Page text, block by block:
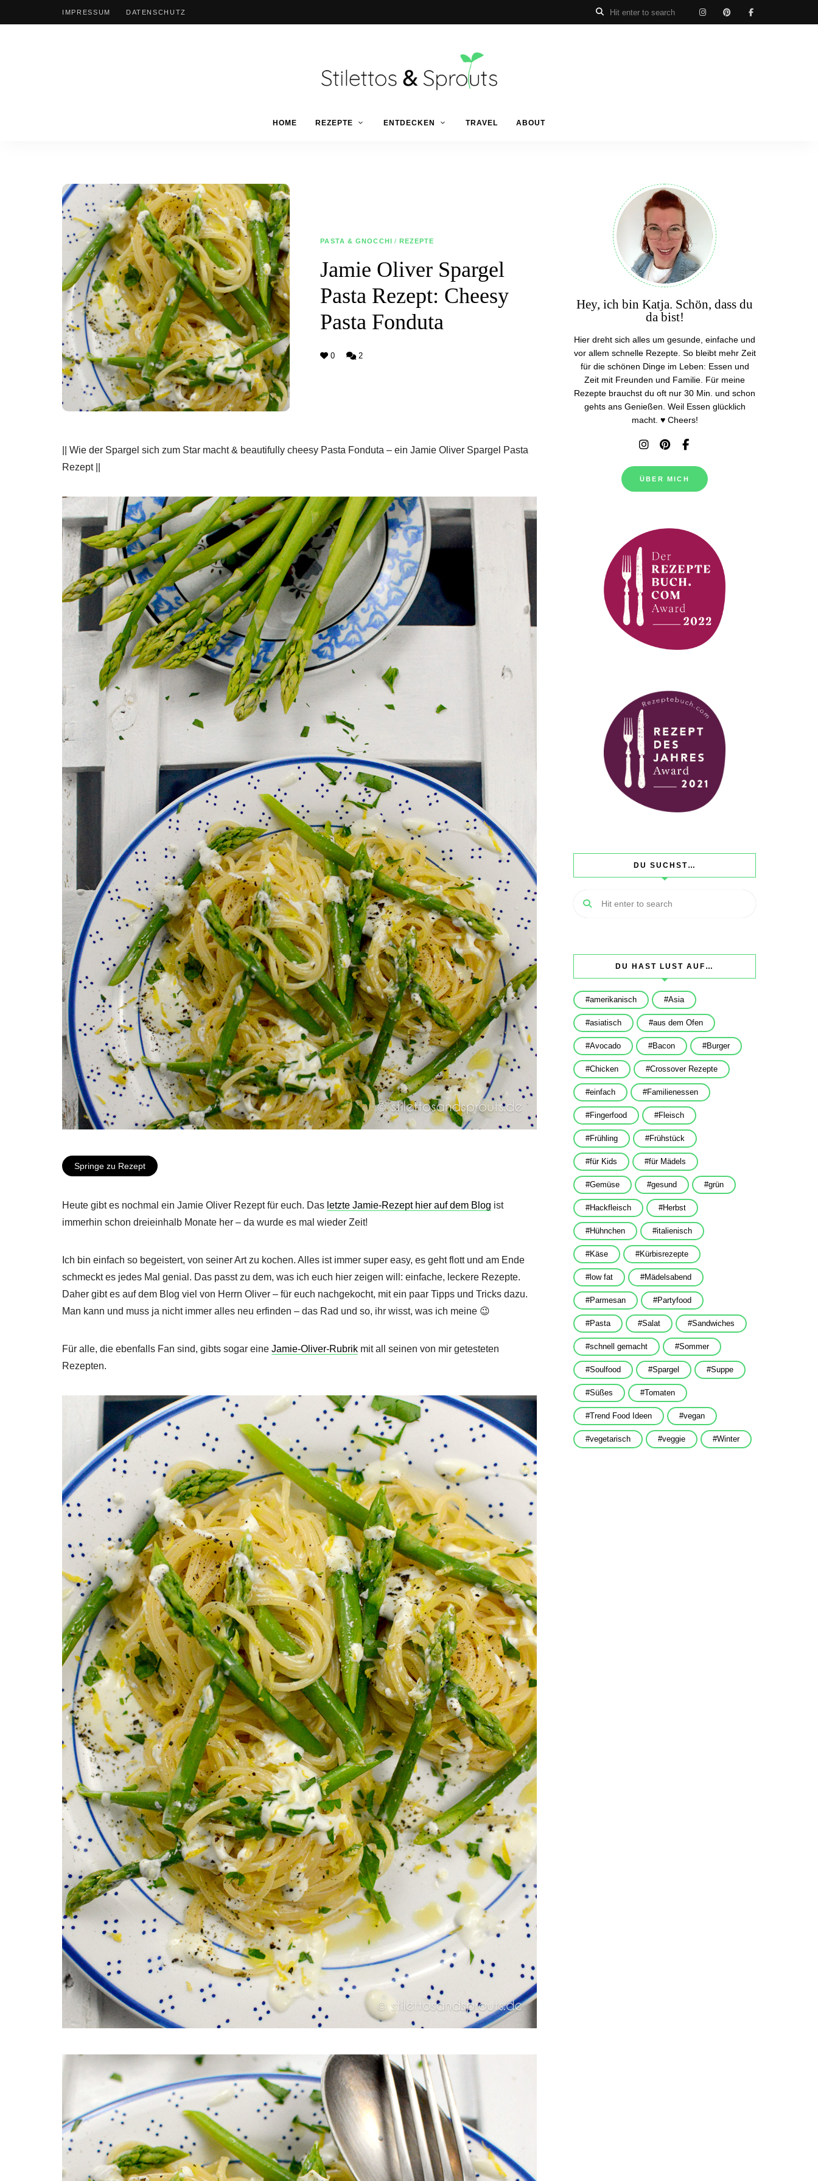
IMPRESSUM DATENSCHUTZ
Stilettos
Food
Blog
HOME REZEPTE ENTDECKEN TRAVEL ABOUT
PASTA & GNOCCHI / REZEPTE
Jamie Oliver Spargel
Pasta Rezept: Cheesy
Pasta Fonduta
0 2
|| Wie der Spargel sich zum Star macht & beautifully cheesy Pasta Fonduta – ein Jamie Oliver Spargel Pasta
Rezept ||
Springe zu Rezept
Heute gibt es nochmal ein Jamie Oliver Rezept für euch. Das letzte Jamie-Rezept hier auf dem Blog ist
immerhin schon dreieinhalb Monate her – da wurde es mal wieder Zeit!
Ich bin einfach so begeistert, von seiner Art zu kochen. Alles ist immer super easy, es geht flott und am Ende
schmeckt es jedes Mal genial. Das passt zu dem, was ich euch hier zeigen will: einfache, leckere Rezepte.
Daher gibt es auf dem Blog viel von Herrn Oliver – für euch nachgekocht, mit ein paar Tipps und Tricks dazu.
Man kann und muss ja nicht immer alles neu erfinden – das Rad und so, ihr wisst, was ich meine 😉
Für alle, die ebenfalls Fan sind, gibts sogar eine Jamie-Oliver-Rubrik mit all seinen von mir getesteten
Rezepten.
Hey, ich bin Katja. Schön, dass du
da bist!
Hier dreht sich alles um gesunde, einfache und
vor allem schnelle Rezepte. So bleibt mehr Zeit
für die schönen Dinge im Leben: Essen und
Zeit mit Freunden und Familie. Für meine
Rezepte brauchst du oft nur 30 Min. und schon
gehts ans Genießen. Weil Essen glücklich
macht. ♥ Cheers!
ÜBER MICH
DU SUCHST…
DU HAST LUST AUF…
amerikanisch Asia
asiatisch aus dem Ofen
Avocado Bacon Burger
Chicken Crossover Rezepte
einfach Familienessen
Fingerfood Fleisch
Frühling Frühstück
für Kids für Mädels
Gemüse gesund grün
Hackfleisch Herbst
Hühnchen italienisch
Käse Kürbisrezepte
low fat Mädelsabend
Parmesan Partyfood
Pasta Salat Sandwiches
schnell gemacht Sommer
Soulfood Spargel Suppe
Süßes Tomaten
Trend Food Ideen vegan
vegetarisch veggie Winter